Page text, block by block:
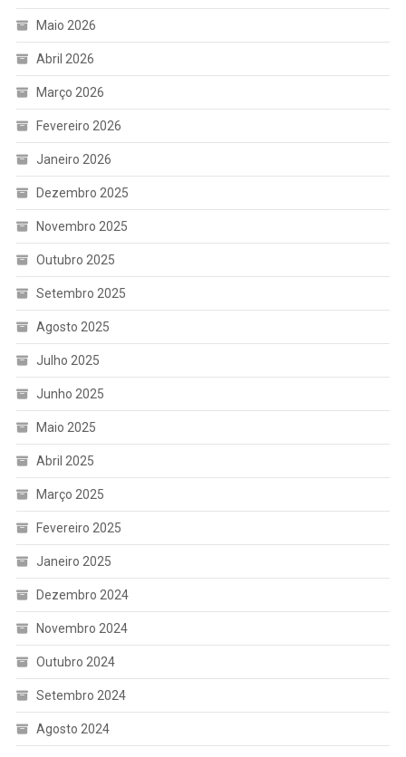
Maio 2026
Abril 2026
Março 2026
Fevereiro 2026
Janeiro 2026
Dezembro 2025
Novembro 2025
Outubro 2025
Setembro 2025
Agosto 2025
Julho 2025
Junho 2025
Maio 2025
Abril 2025
Março 2025
Fevereiro 2025
Janeiro 2025
Dezembro 2024
Novembro 2024
Outubro 2024
Setembro 2024
Agosto 2024